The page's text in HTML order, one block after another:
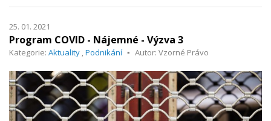
25. 01. 2021
Program COVID - Nájemné - Výzva 3
Kategorie: Aktuality ,Podnikání Autor: Vzorné Právo